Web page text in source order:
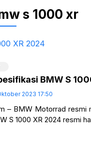
s 1000 xr
BMW S
2023 17:50
– BMW Motorrad resmi
S 1000 XR 2024 resmi